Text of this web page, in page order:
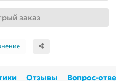
заказ
Отзывы Вопрос-